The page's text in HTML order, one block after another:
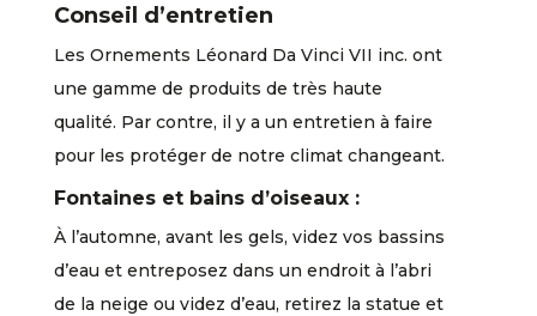
Conseil d’entretien
Les Ornements Léonard Da Vinci VII inc. ont
une gamme de produits de très haute
qualité. Par contre, il y a un entretien à faire
pour les protéger de notre climat changeant.
Fontaines et bains d’oiseaux :
À l’automne, avant les gels, videz vos bassins
d’eau et entreposez dans un endroit à l’abri
de la neige ou videz d’eau, retirez la statue et